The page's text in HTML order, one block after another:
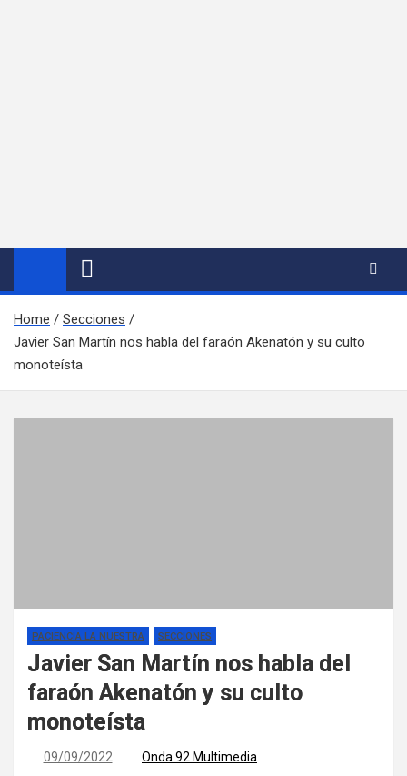
Home
Secciones
Javier San Martín nos habla del faraón Akenatón y su culto
monoteísta
PACIENCIA LA NUESTRA SECCIONES
Javier San Martín nos habla del
faraón Akenatón y su culto
monoteísta
09/09/2022 Onda 92 Multimedia